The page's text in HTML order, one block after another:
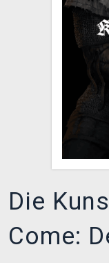
XZONE KLUB
Die
Come: